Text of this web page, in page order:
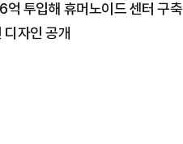
투입해 휴머노이드 센터 구축
자인 공개